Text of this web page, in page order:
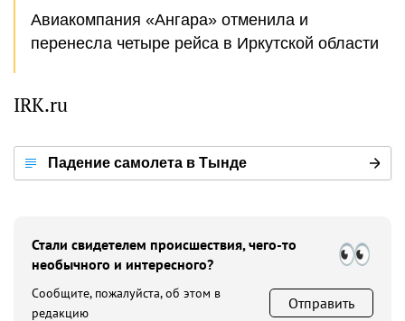
Авиакомпания «Ангара» отменила и
перенесла четыре рейса в Иркутской области
IRK.ru
Падение самолета в Тынде
Стали свидетелем происшествия, чего-то
необычного и интересного?
Сообщите, пожалуйста, об этом в
редакцию
Отправить